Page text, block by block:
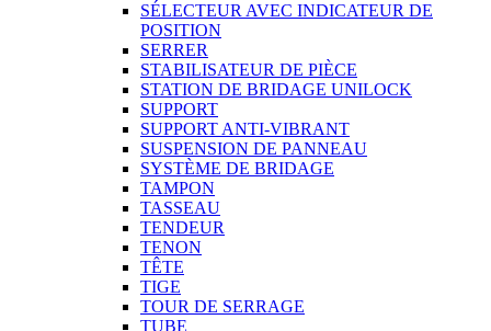
SÉLECTEUR AVEC INDICATEUR DE
POSITION
SERRER
STABILISATEUR DE PIÈCE
STATION DE BRIDAGE UNILOCK
SUPPORT
SUPPORT ANTI-VIBRANT
SUSPENSION DE PANNEAU
SYSTÈME DE BRIDAGE
TAMPON
TASSEAU
TENDEUR
TENON
TÊTE
TIGE
TOUR DE SERRAGE
TUBE